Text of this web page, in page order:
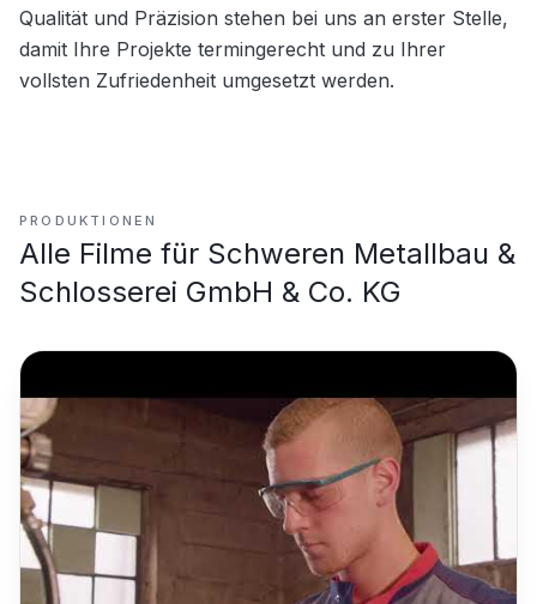
Qualität und Präzision stehen bei uns an erster Stelle,
damit Ihre Projekte termingerecht und zu Ihrer
vollsten Zufriedenheit umgesetzt werden.
PRODUKTIONEN
Alle Filme für Schweren Metallbau &
Schlosserei GmbH & Co. KG